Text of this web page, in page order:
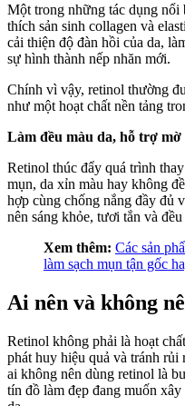
Một trong những tác dụng nổi
thích sản sinh collagen và
cải thiện độ đàn hồi của da,
sự hình thành nếp nhăn mới.
Chính vì vậy, retinol thường
như một hoạt chất nền tảng
Làm đều màu da, hỗ trợ mờ
Retinol thúc đẩy quá trình
mụn, da xỉn màu hay không
hợp cùng chống nắng đầy đủ
nên sáng khỏe, tươi tắn và
Xem thêm: Các sản
làm sạch mụn tận gốc
Ai nên và không
Retinol không phải là hoạt
phát huy hiệu quả và tránh
ai không nên dùng retinol là
tín đồ làm đẹp đang muốn